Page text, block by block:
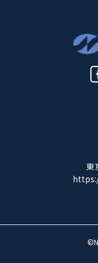
東